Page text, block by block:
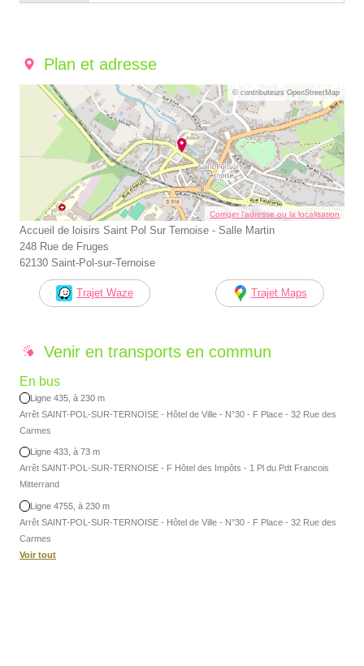
Plan et adresse
© contributeurs OpenStreetMap
Corriger l’adresse ou la localisation
Accueil de loisirs Saint Pol Sur Ternoise - Salle Martin
248 Rue de Fruges
62130 Saint-Pol-sur-Ternoise
Trajet Waze Trajet Maps
Venir en transports en commun
En bus
Ligne 435, à 230 m
Arrêt SAINT-POL-SUR-TERNOISE - Hôtel de Ville - N°30 - F Place - 32 Rue des
Carmes
Ligne 433, à 73 m
Arrêt SAINT-POL-SUR-TERNOISE - F Hôtel des Impôts - 1 Pl du Pdt Francois
Mitterrand
Ligne 4755, à 230 m
Arrêt SAINT-POL-SUR-TERNOISE - Hôtel de Ville - N°30 - F Place - 32 Rue des
Carmes
Voir tout